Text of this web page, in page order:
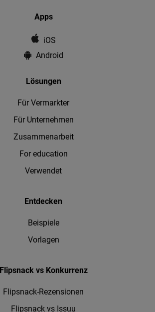
Apps
iOS
Android
Lösungen
Für Vermarkter
Für Unternehmen
Zusammenarbeit
For education
Verwendet
Entdecken
Beispiele
Vorlagen
Flipsnack vs Konkurrenz
Flipsnack-Rezensionen
Flipsnack vs Issuu